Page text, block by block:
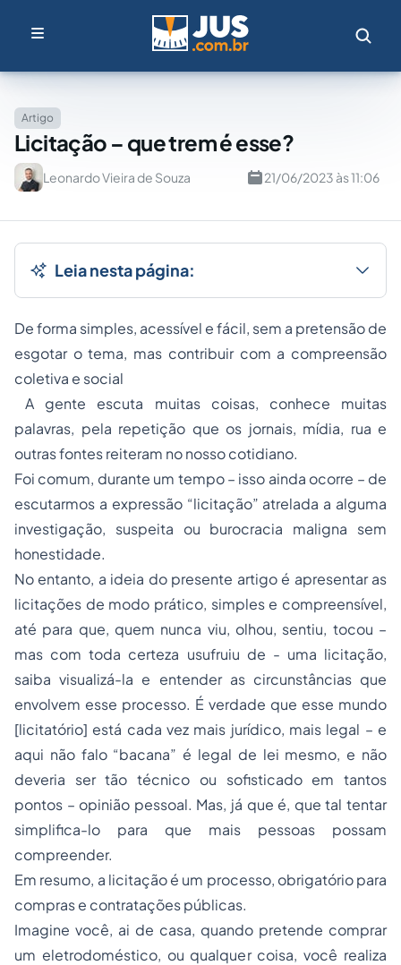
Artigo
Licitação – que trem é esse?
Leonardo Vieira de Souza 21/06/2023 às 11:06
Leia nesta página:
De forma simples, acessível e fácil, sem a pretensão de
esgotar o tema, mas contribuir com a compreensão
coletiva e social
A gente escuta muitas coisas, conhece muitas
palavras, pela repetição que os jornais, mídia, rua e
outras fontes reiteram no nosso cotidiano.
Foi comum, durante um tempo – isso ainda ocorre – de
escutarmos a expressão “licitação” atrelada a alguma
investigação, suspeita ou burocracia maligna sem
honestidade.
No entanto, a ideia do presente artigo é apresentar as
licitações de modo prático, simples e compreensível,
até para que, quem nunca viu, olhou, sentiu, tocou –
mas com toda certeza usufruiu de - uma licitação,
saiba visualizá-la e entender as circunstâncias que
envolvem esse processo. É verdade que esse mundo
[licitatório] está cada vez mais jurídico, mais legal – e
aqui não falo “bacana” é legal de lei mesmo, e não
deveria ser tão técnico ou sofisticado em tantos
pontos – opinião pessoal. Mas, já que é, que tal tentar
simplifica-lo para que mais pessoas possam
compreender.
Em resumo, a licitação é um processo, obrigatório para
compras e contratações públicas.
Imagine você, ai de casa, quando pretende comprar
um eletrodoméstico, ou qualquer coisa, você realiza